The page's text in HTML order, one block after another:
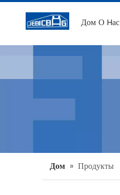
Дом О Hас
Дом » Продукты